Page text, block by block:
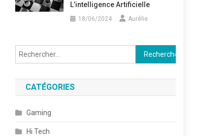
L’intelligence Artificielle
18/06/2024 Aurélie
Rechercher :
CATÉGORIES
Gaming
Hi Tech